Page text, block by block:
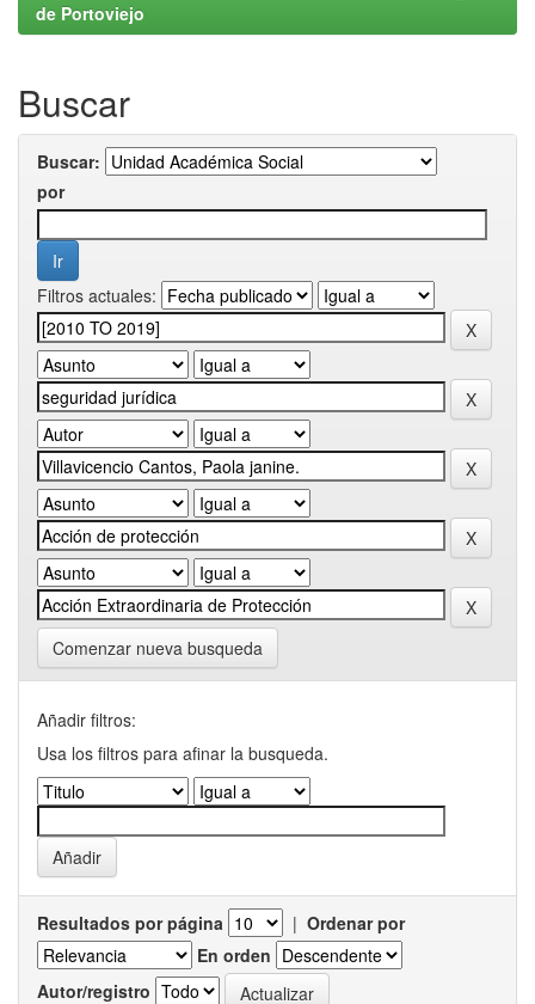
de Portoviejo
Buscar
Buscar:
por
Filtros actuales:
Comenzar nueva busqueda
Añadir filtros:
Usa los filtros para afinar la busqueda.
Resultados por página | Ordenar por
En orden
Autor/registro